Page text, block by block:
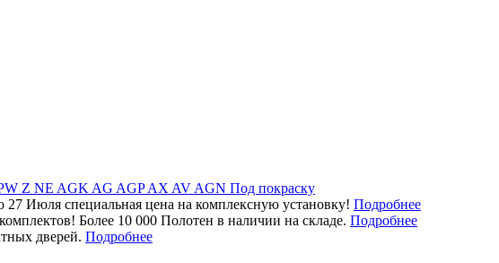
Z NE AGK AG AGPAX AV AGN Под покраску
Июля специальная цена на комплексную установку! Подробнее
Более 10 000 Полотен в наличии на складе. Подробнее
дверей. Подробнее